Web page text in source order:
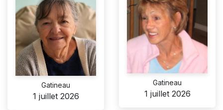
Gatineau
1 juillet 2026
Gatineau
1 juillet 2026